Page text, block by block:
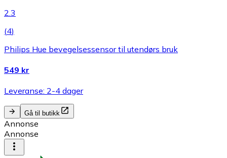
2.3
(4)
Philips Hue bevegelsessensor til utendørs bruk
549 kr
Leveranse: 2-4 dager
Gå til butikk
Annonse
Annonse